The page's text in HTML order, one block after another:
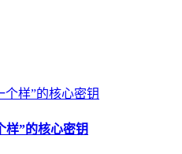
样”的核心密钥